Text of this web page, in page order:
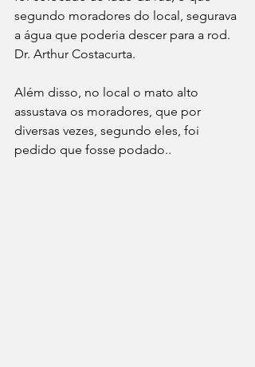
segundo moradores do local, segurava
a água que poderia descer para a rod.
Dr. Arthur Costacurta.
Além disso, no local o mato alto
assustava os moradores, que por
diversas vezes, segundo eles, foi
pedido que fosse podado..